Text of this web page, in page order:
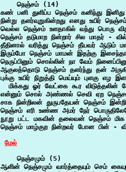
    நெஞ்சம் (14)
கண் பனி துளிப்ப நெஞ்சம் கனிந்து
நின்று தளர்வுறுகின்றது எனது உயிர்
வெல்ல நெஞ்சம் உளதாகில் வந்து பொரு
நெஞ்சம் தடுமாற நின்றார் சில மாதர் -
தீதினால் வரித்து நெஞ்சம் தீயவர் ஆடும்
இரும்போ நெஞ்சம் மாமன் இதற்கு
நெருப்பினும் சொல்லின் நா வேம்
ஆகுலத்தொடு நெஞ்சம் தளர்ந்து தன்
புக்கு உயிர் நிறுத்தி மெய்யும் புளகு எழ
மிக்கது ஓர் வேட்கை கூர விடுத்தலின்
என்னும் சொல் அண்ணல் செவி ஏற நெஞ்சம்
சாக நின்றிலன் துருபதேயன் நெஞ்சம்
நெஞ்சம் எரி உண்ண அமர் நேர்
நூறு பட்ட மகவின் தலைவன் நெஞ்சம் மிக
நெஞ்சம் மாழ்குற நின்றவர் போன பின் -
மேல்
    நெஞ்சமும் (5)
ஆளின் நெஞ்சமும் வார்த்தையும் செம்